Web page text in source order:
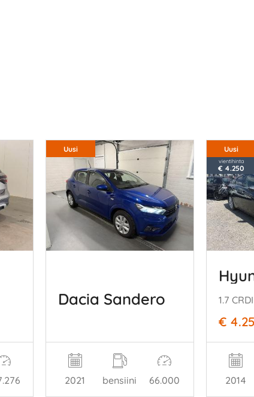
Uusi
Dacia Sandero
2021 bensiini 66.000
Uusi
vientihinta
€ 4.250
1.7
€
2014